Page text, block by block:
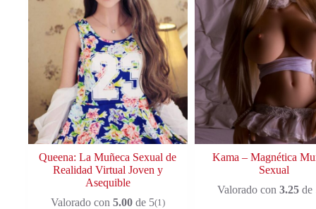
Queena: La Muñeca Sexual de
Realidad Virtual Joven y
Asequible
Valorado con 5.00de 5(1)
Kama – Magnética
Sexual
Valorado con 3.25de